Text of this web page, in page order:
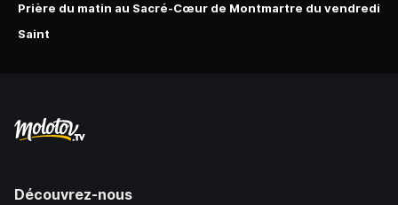
Prière du matin au Sacré-Cœur de Montmartre du vendredi
Saint
Découvrez-nous